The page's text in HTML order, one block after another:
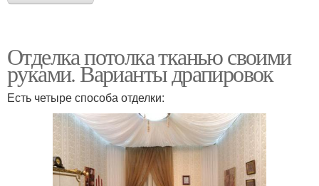
Отделка потолка тканью своими
руками. Варианты драпировок
Есть четыре способа отделки: